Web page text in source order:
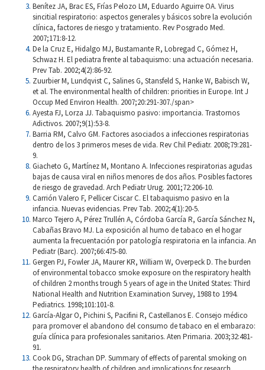
Benítez JA, Brac ES, Frías Pelozo LM, Eduardo Aguirre OA. Virus
sincitial respiratorio: aspectos generales y básicos sobre la evolución
clínica, factores de riesgo y tratamiento. Rev Posgrado Med.
2007;171:8-12.
De la Cruz E, Hidalgo MJ, Bustamante R, Lobregad C, Gómez H,
Schwaz H. El pediatra frente al tabaquismo: una actuación necesaria.
Prev Tab. 2002;4(2):86-92.
Zuurbier M, Lundqvist C, Salines G, Stansfeld S, Hanke W, Babisch W,
et al. The environmental health of children: priorities in Europe. Int J
Occup Med Environ Health. 2007;20:291-307./span>
Ayesta FJ, Lorza JJ. Tabaquismo pasivo: importancia. Trastornos
Adictivos. 2007;9(1):53-8.
Barria RM, Calvo GM. Factores asociados a infecciones respiratorias
dentro de los 3 primeros meses de vida. Rev Chil Pediatr. 2008;79:281-
9.
Giacheto G, Martínez M, Montano A. Infecciones respiratorias agudas
bajas de causa viral en niños menores de dos años. Posibles factores
de riesgo de gravedad. Arch Pediatr Urug. 2001;72:206-10.
Carrión Valero F, Pellicer Ciscar C. El tabaquismo pasivo en la
infancia. Nuevas evidencias. Prev Tab. 2002;4(1):20-5.
Marco Tejero A, Pérez Trullén A, Córdoba García R, García Sánchez N,
Cabañas Bravo MJ. La exposición al humo de tabaco en el hogar
aumenta la frecuentación por patología respiratoria en la infancia. An
Pediatr (Barc). 2007;66:475-80.
Gergen PJ, Fowler JA, Maurer KR, William W, Overpeck D. The burden
of environmental tobacco smoke exposure on the respiratory health
of children 2 months trough 5 years of age in the United States: Third
National Health and Nutrition Examination Survey, 1988 to 1994.
Pediatrics. 1998;101:101-8.
García-Algar O, Pichini S, Pacifini R, Castellanos E. Consejo médico
para promover el abandono del consumo de tabaco en el embarazo:
guía clínica para profesionales sanitarios. Aten Primaria. 2003;32:481-
91.
Cook DG, Strachan DP. Summary of effects of parental smoking on